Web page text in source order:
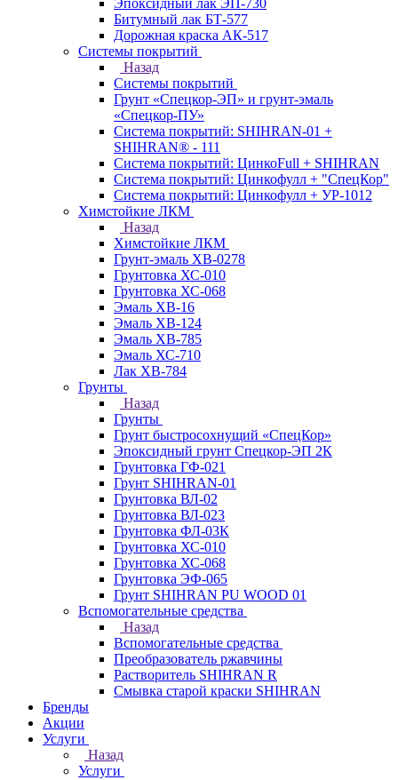
Эпоксидный лак ЭП-730
Битумный лак БТ-577
Дорожная краска АК-517
Системы покрытий
Назад
Системы покрытий
Грунт «Спецкор-ЭП» и грунт-эмаль
«Спецкор-ПУ»
Система покрытий: SHIHRAN-01 +
SHIHRAN® - 111
Система покрытий: ЦинкоFull + SHIHRAN
Система покрытий: Цинкофулл + "СпецКор"
Система покрытий: Цинкофулл + УР-1012
Химстойкие ЛКМ
Назад
Химстойкие ЛКМ
Грунт-эмаль ХВ-0278
Грунтовка ХС-010
Грунтовка ХС-068
Эмаль ХВ-16
Эмаль ХВ-124
Эмаль ХВ-785
Эмаль ХС-710
Лак ХВ-784
Грунты
Назад
Грунты
Грунт быстросохнущий «СпецКор»
Эпоксидный грунт Спецкор-ЭП 2К
Грунтовка ГФ-021
Грунт SHIHRAN-01
Грунтовка ВЛ-02
Грунтовка ВЛ-023
Грунтовка ФЛ-03К
Грунтовка ХС-010
Грунтовка ХС-068
Грунтовка ЭФ-065
Грунт SHIHRAN PU WOOD 01
Вспомогательные средства
Назад
Вспомогательные средства
Преобразователь ржавчины
Растворитель SHIHRAN R
Смывка старой краски SHIHRAN
Бренды
Акции
Услуги
Назад
Услуги